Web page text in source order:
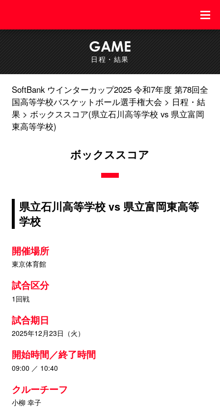
GAME
日程・結果
SoftBank ウインターカップ2025 令和7年度 第78回全
国高等学校バスケットボール選手権大会
日程・結
果
ボックススコア(県立石川高等学校 vs 県立富岡
東高等学校)
ボックススコア
県立石川高等学校 vs 県立富岡東高等
学校
開催場所
東京体育館
試合区分
1回戦
試合期日
2025年12月23日（火）
開始時間／終了時間
09:00 ／ 10:40
クルーチーフ
小柳 幸子